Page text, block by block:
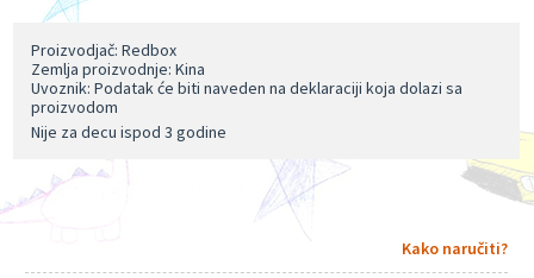
Proizvodjač: Redbox
Zemlja proizvodnje: Kina
Uvoznik: Podatak će biti naveden na deklaraciji koja dolazi sa
proizvodom
Nije za decu ispod 3 godine
Kako naručiti?